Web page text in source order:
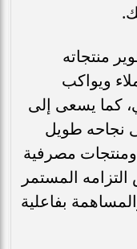
منتجاته
ويواكب
كما يسعى إلى
نجاحه طويل
مصرفية
المستمر
بفاعلية